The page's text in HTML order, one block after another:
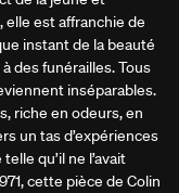
est affranchie de
instant de la beauté
des funérailles. Tous
inséparables.
riche en odeurs, en
un tas d’expériences
qu’il ne l’avait
cette pièce de Colin